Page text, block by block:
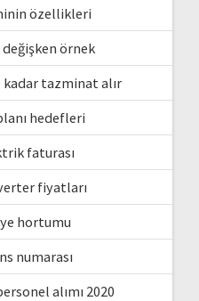
özellikleri
değişken örnek
kadar tazminat alır
hedefleri
faturası
fiyatları
hortumu
numarası
alımı 2020